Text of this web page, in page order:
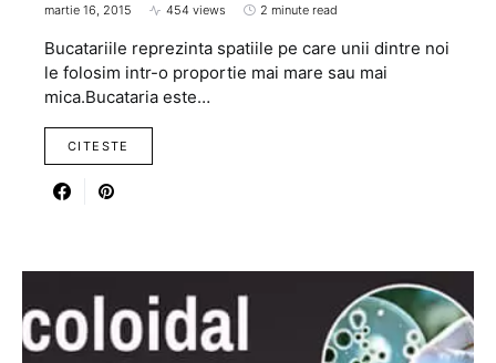
martie 16, 2015 454 views 2 minute read
Bucatariile reprezinta spatiile pe care unii dintre noi
le folosim intr-o proportie mai mare sau mai
mica.Bucataria este…
CITESTE